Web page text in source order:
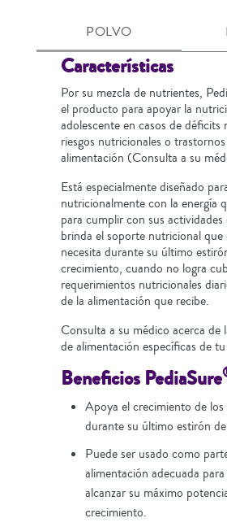
POLVO
Características
Por su mezcla de nutrientes,
el producto para apoyar la
adolescente en casos de déficits
riesgos nutricionales o
alimentación (Consulta a su
Está especialmente diseñado
nutricionalmente con la energía
para cumplir con sus actividades
brinda el soporte nutricional que
necesita durante su último
crecimiento, cuando no logra
requerimientos nutricionales
de la alimentación que recibe.
Consulta a su médico acerca de
de alimentación específicas de
Beneficios PediaSure
Apoya el crecimiento de los
durante su último estirón
Puede ser usado como
alimentación adecuada
alcanzar su máximo
crecimiento.